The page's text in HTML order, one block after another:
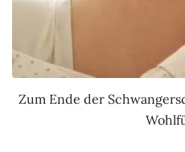
Zum Ende der